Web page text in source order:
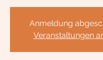
Anmeldung
Veranstaltungen